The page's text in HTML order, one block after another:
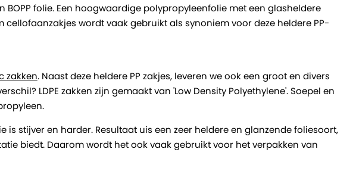
folie. Een hoogwaardige polypropyleenfolie met een glasheldere
wordt vaak gebruikt als synoniem voor deze heldere PP-
zakken. Naast deze heldere PP zakjes, leveren we ook een groot en divers
LDPE zakken zijn gemaakt van 'Low Density Polyethylene'. Soepel en
is stijver en harder. Resultaat uis een zeer heldere en glanzende foliesoort,
biedt. Daarom wordt het ook vaak gebruikt voor het verpakken van